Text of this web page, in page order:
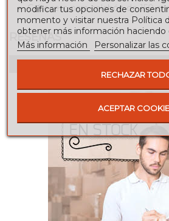
Cabecero para colchón de 150
RESEÑAS
modificar tus opciones de
momento y visitar nuestra Política
obtener más información haciendo
Más información
Personalizar las
RECHAZAR
ACEPTAR